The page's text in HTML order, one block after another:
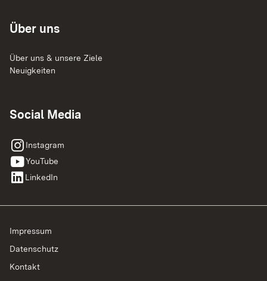
Über uns
Über uns & unsere Ziele
Neuigkeiten
Social Media
instagram Instagram
youtubeYouTube
linkedin LinkedIn
Impressum
Datenschutz
Kontakt